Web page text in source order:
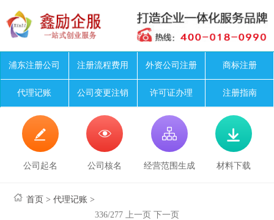
浦东注册公司 注册流程费用 外资公司注册 商标注册
代理记账 公司变更注销 许可证办理 注册指南

公司起名

公司核名

经营范围生成

材料下载
首页 >代理记账 >
336/277
上一页 下一页